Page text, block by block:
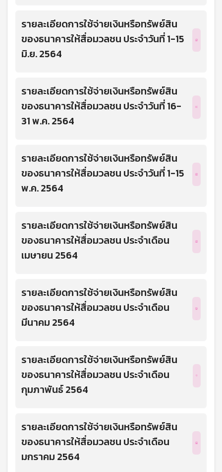
รายละเอียดการใช้จ่ายเงินหรือทรัพย์สิน
ของธนาคารให้สื่อมวลชน ประจำวันที่ 1-15
มิ.ย. 2564
รายละเอียดการใช้จ่ายเงินหรือทรัพย์สิน
ของธนาคารให้สื่อมวลชน ประจำวันที่ 16-
31 พ.ค. 2564
รายละเอียดการใช้จ่ายเงินหรือทรัพย์สิน
ของธนาคารให้สื่อมวลชน ประจำวันที่ 1-15
พ.ค. 2564
รายละเอียดการใช้จ่ายเงินหรือทรัพย์สิน
ของธนาคารให้สื่อมวลชน ประจำเดือน
เมษายน 2564
รายละเอียดการใช้จ่ายเงินหรือทรัพย์สิน
ของธนาคารให้สื่อมวลชน ประจำเดือน
มีนาคม 2564
รายละเอียดการใช้จ่ายเงินหรือทรัพย์สิน
ของธนาคารให้สื่อมวลชน ประจำเดือน
กุมภาพันธ์ 2564
รายละเอียดการใช้จ่ายเงินหรือทรัพย์สิน
ของธนาคารให้สื่อมวลชน ประจำเดือน
มกราคม 2564